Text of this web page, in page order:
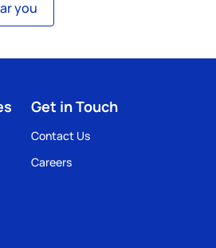
you
Get in Touch
Contact Us
Careers